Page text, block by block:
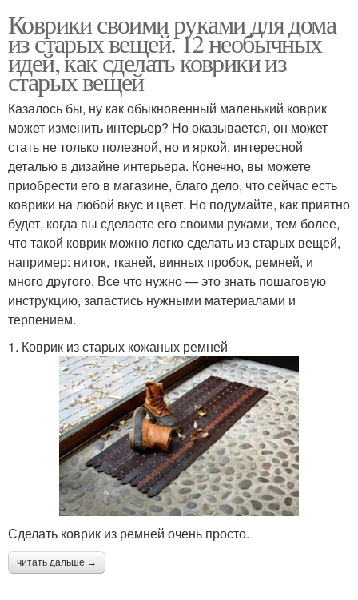
Коврики своими руками для дома
из старых вещей. 12 необычных
идей, как сделать коврики из
старых вещей
Казалось бы, ну как обыкновенный маленький коврик
может изменить интерьер? Но оказывается, он может
стать не только полезной, но и яркой, интересной
деталью в дизайне интерьера. Конечно, вы можете
приобрести его в магазине, благо дело, что сейчас есть
коврики на любой вкус и цвет. Но подумайте, как приятно
будет, когда вы сделаете его своими руками, тем более,
что такой коврик можно легко сделать из старых вещей,
например: ниток, тканей, винных пробок, ремней, и
много другого. Все что нужно — это знать пошаговую
инструкцию, запастись нужными материалами и
терпением.
1. Коврик из старых кожаных ремней
Сделать коврик из ремней очень просто.
читать дальше →